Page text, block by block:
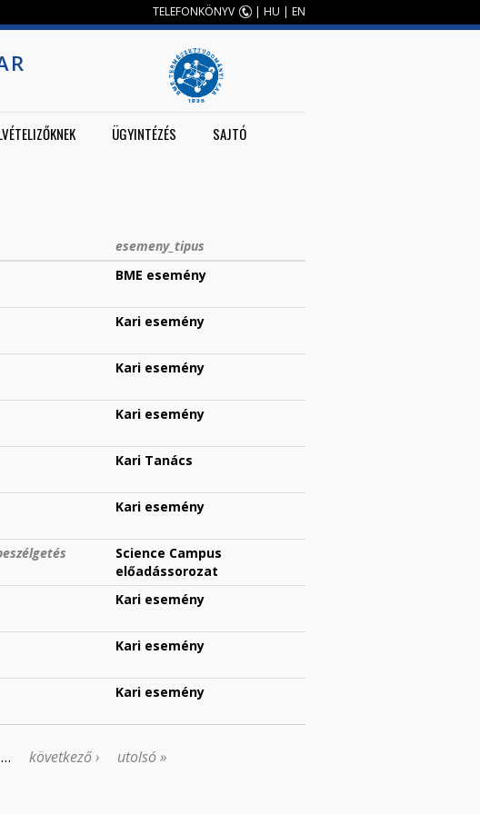
TELEFONKÖNYV | HU | EN
ÜGYINTÉZÉS SAJTÓ
esemeny_tipus
BME esemény
Kari esemény
Kari esemény
Kari esemény
Kari Tanács
Kari esemény
Science Campus
előadássorozat
Kari esemény
Kari esemény
Kari esemény
… következő › utolsó »